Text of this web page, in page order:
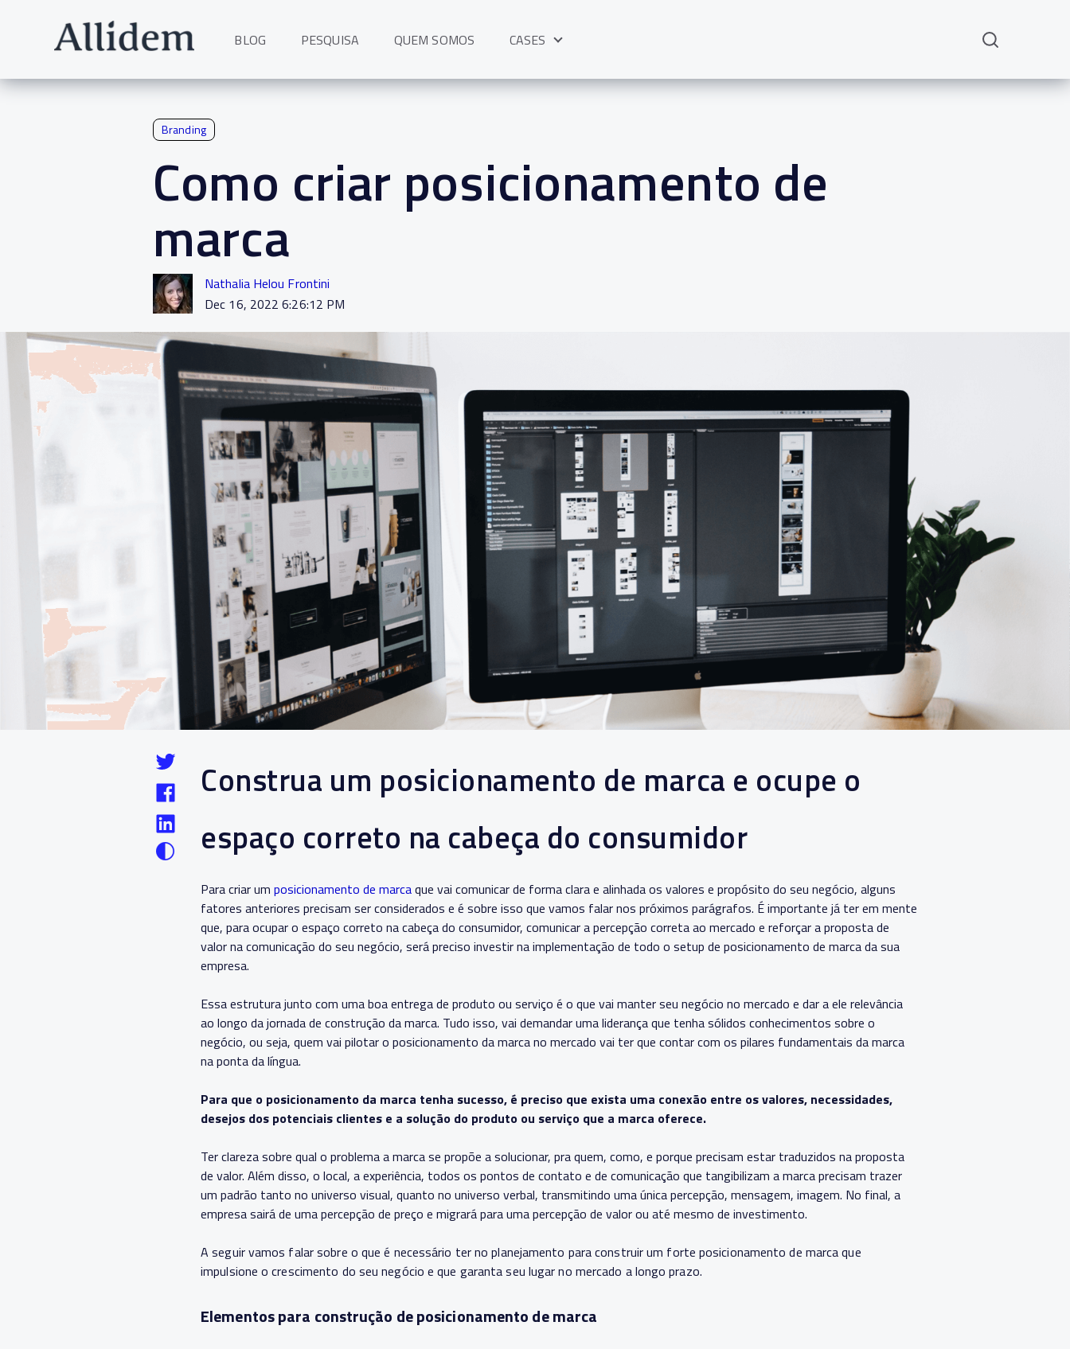
BLOG PESQUISA QUEM SOMOS CASES Show submenu for CASES
Branding
Como criar posicionamento de
marca
Nathalia Helou Frontini
Dec 16, 2022 6:26:12 PM
Construa um posicionamento de marca e ocupe o
espaço correto na cabeça do consumidor
Para criar um posicionamento de marcaque vai comunicar de forma clara e alinhada os valores e propósito do seu negócio, alguns
fatores anteriores precisam ser considerados e é sobre isso que vamos falar nos próximos parágrafos. É importante já ter em mente
que, para ocupar o espaço correto na cabeça do consumidor, comunicar a percepção correta ao mercado e reforçar a proposta de
valor na comunicação do seu negócio, será preciso investir na implementação de todo o setup de posicionamento de marca da sua
empresa.
Essa estrutura junto com uma boa entrega de produto ou serviço é o que vai manter seu negócio no mercado e dar a ele relevância
ao longo da jornada de construção da marca. Tudo isso, vai demandar uma liderança que tenha sólidos conhecimentos sobre o
negócio, ou seja, quem vai pilotar o posicionamento da marca no mercado vai ter que contar com os pilares fundamentais da marca
na ponta da língua.
Para que o posicionamento da marca tenha sucesso, é preciso que exista uma conexão entre os valores, necessidades,
desejos dos potenciais clientes e a solução do produto ou serviço que a marca oferece.
Ter clareza sobre qual o problema a marca se propõe a solucionar, pra quem, como, e porque precisam estar traduzidos na proposta
de valor. Além disso, o local, a experiência, todos os pontos de contato e de comunicação que tangibilizam a marca precisam trazer
um padrão tanto no universo visual, quanto no universo verbal, transmitindo uma única percepção, mensagem, imagem. No final, a
empresa sairá de uma percepção de preço e migrará para uma percepção de valor ou até mesmo de investimento.
A seguir vamos falar sobre o que é necessário ter no planejamento para construir um forte posicionamento de marca que
impulsione o crescimento do seu negócio e que garanta seu lugar no mercado a longo prazo.
Elementos para construção de posicionamento de marca